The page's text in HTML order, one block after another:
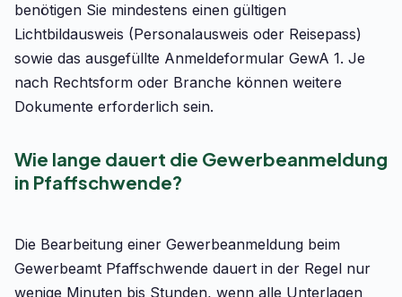
benötigen Sie mindestens einen gültigen
Lichtbildausweis (Personalausweis oder Reisepass)
sowie das ausgefüllte Anmeldeformular GewA 1. Je
nach Rechtsform oder Branche können weitere
Dokumente erforderlich sein.
Wie lange dauert die Gewerbeanmeldung
in Pfaffschwende?
Die Bearbeitung einer Gewerbeanmeldung beim
Gewerbeamt Pfaffschwende dauert in der Regel nur
wenige Minuten bis Stunden, wenn alle Unterlagen